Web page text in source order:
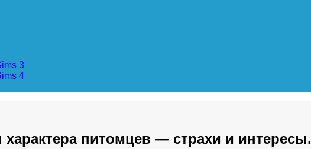
3
4
питомцев — страхи и интересы.